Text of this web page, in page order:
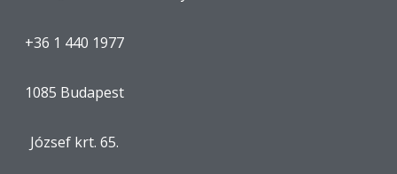
+36 1 440 1977
1085 Budapest
József krt. 65.